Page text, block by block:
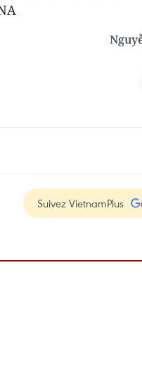
Suivez VietnamPlus